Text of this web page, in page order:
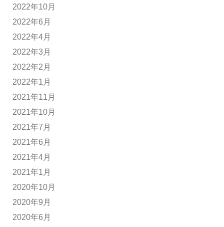
2022年10月
2022年6月
2022年4月
2022年3月
2022年2月
2022年1月
2021年11月
2021年10月
2021年7月
2021年6月
2021年4月
2021年1月
2020年10月
2020年9月
2020年6月